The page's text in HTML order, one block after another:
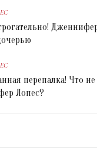
перепалка! Что
Лопес?